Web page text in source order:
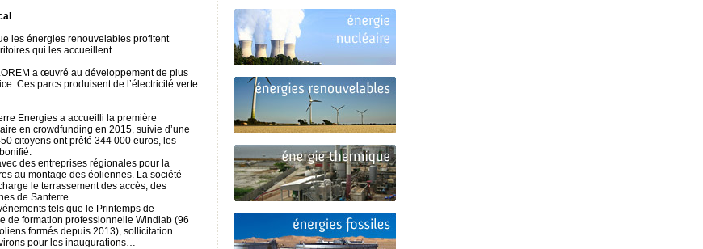
les énergies renouvelables profitent
qui les accueillent.
a œuvré au développement de plus
Ces parcs produisent de l’électricité verte
Energies a accueilli la première
en crowdfunding en 2015, suivie d’une
citoyens ont prêté 344 000 euros, les
des entreprises régionales pour la
au montage des éoliennes. La société
le terrassement des accès, des
de Santerre.
tels que le Printemps de
de formation professionnelle Windlab (96
formés depuis 2013), sollicitation
pour les inaugurations…